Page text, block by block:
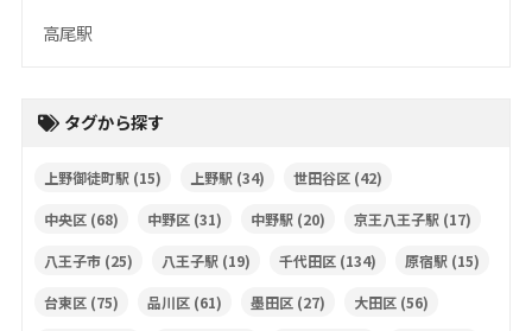
高尾駅
タグから探す
上野御徒町駅 (15) 上野駅 (34) 世田谷区(42)
中央区(68) 中野区(31) 中野駅 (20) 京王八王子駅 (17)
八王子市(25) 八王子駅 (19) 千代田区(134) 原宿駅 (15)
台東区(75) 品川区(61) 墨田区(27) 大田区(56)